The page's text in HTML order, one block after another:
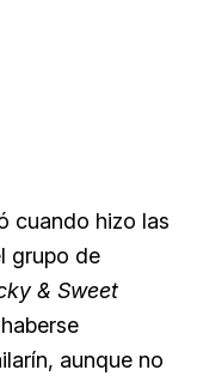
cuando hizo las
grupo de
& Sweet
aunque no